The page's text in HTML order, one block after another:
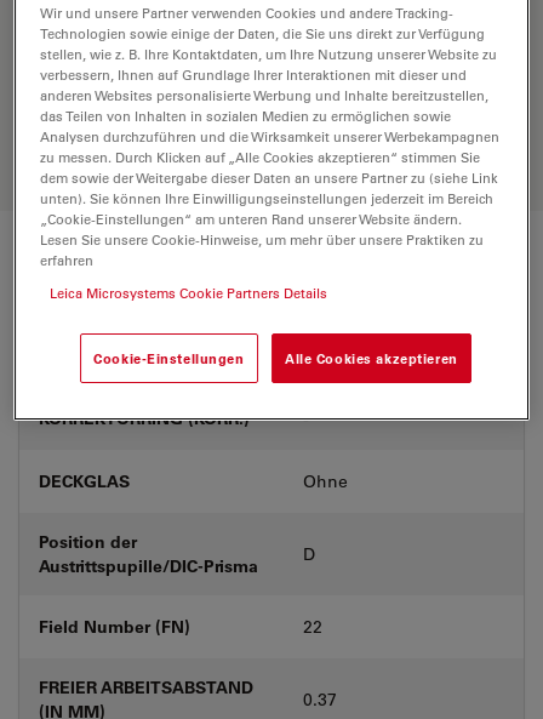
Entdecken Sie die perfekte Lösung.
Erkunden Sie unseren Objective
Finder, vergleichen Sie Alternativen
und finden Sie die beste Lösung für
Ihre Anforderungen.
Technische Daten
Produktnummer 11566079
KORREKTURRING (KORR.) -
DECKGLAS Ohne
Position der
Austrittspupille/DIC-Prisma
D
Field Number (FN) 22
FREIER ARBEITSABSTAND
(IN MM)
0.37
Wir und unsere Partner verwenden Cookies und andere Tracking-
Technologien sowie einige der Daten, die Sie uns direkt zur Verfügung
stellen, wie z. B. Ihre Kontaktdaten, um Ihre Nutzung unserer Website zu
verbessern, Ihnen auf Grundlage Ihrer Interaktionen mit dieser und
anderen Websites personalisierte Werbung und Inhalte bereitzustellen,
das Teilen von Inhalten in sozialen Medien zu ermöglichen sowie
Analysen durchzuführen und die Wirksamkeit unserer Werbekampagnen
zu messen. Durch Klicken auf „Alle Cookies akzeptieren“ stimmen Sie
dem sowie der Weitergabe dieser Daten an unsere Partner zu (siehe Link
unten). Sie können Ihre Einwilligungseinstellungen jederzeit im Bereich
„Cookie-Einstellungen“ am unteren Rand unserer Website ändern.
Lesen Sie unsere Cookie-Hinweise, um mehr über unsere Praktiken zu
erfahren
Leica Microsystems Cookie Partners Details
Cookie-Einstellungen Alle Cookies akzeptieren